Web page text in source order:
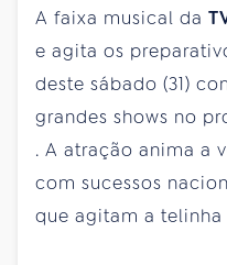
A faixa musical da
e agita os
deste sábado (31)
grandes shows no
. A atração anima a
com sucessos
que agitam a